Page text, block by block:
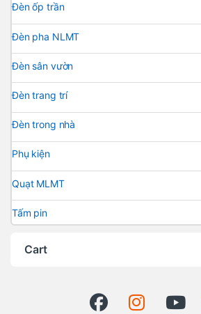
Đèn ốp trần
Đèn pha NLMT
Đèn sân vườn
Đèn trang trí
Đèn trong nhà
Phụ kiện
Quạt MLMT
Tấm pin
Cart